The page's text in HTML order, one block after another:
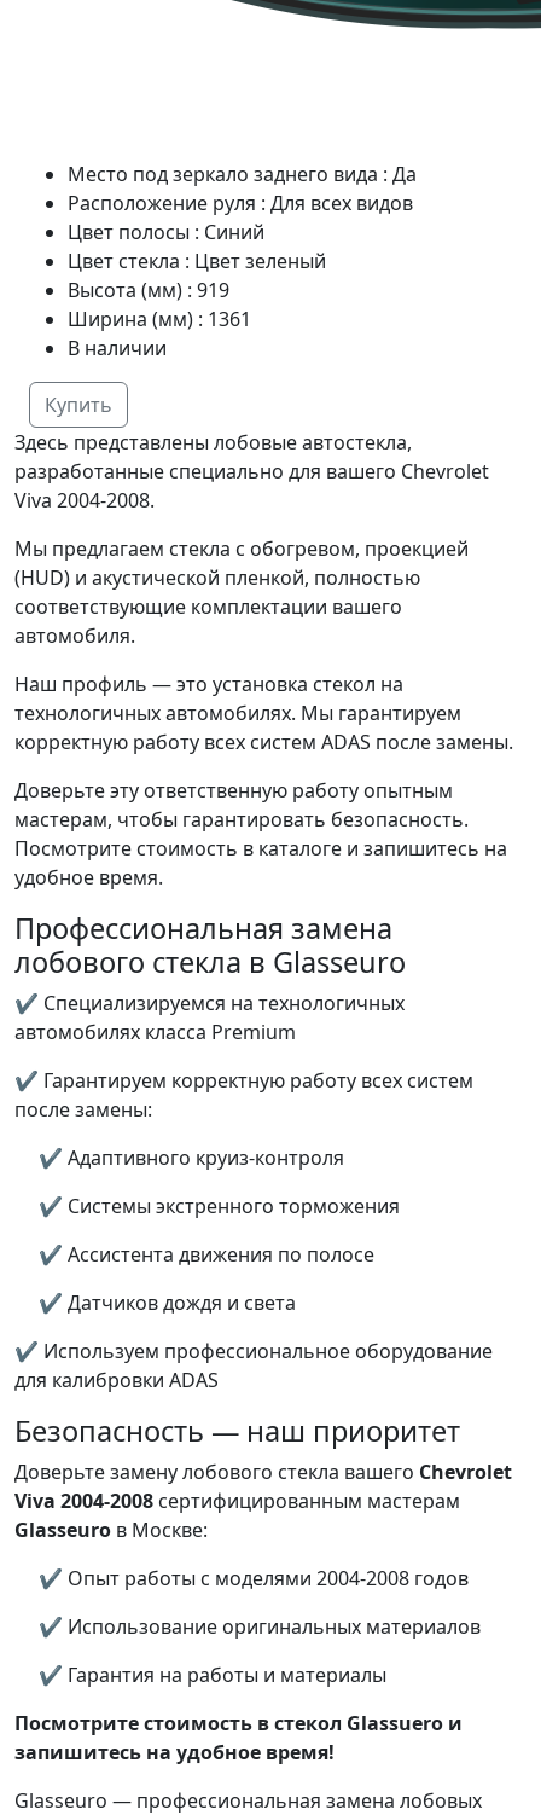
Место под зеркало заднего вида : Да
Расположение руля : Для всех видов
Цвет полосы : Синий
Цвет стекла : Цвет зеленый
Высота (мм) : 919
Ширина (мм) : 1361
В наличии
Купить
Здесь представлены лобовые автостекла,
разработанные специально для вашего Chevrolet
Viva 2004-2008.
Мы предлагаем стекла с обогревом, проекцией
(HUD) и акустической пленкой, полностью
соответствующие комплектации вашего
автомобиля.
Наш профиль — это установка стекол на
технологичных автомобилях. Мы гарантируем
корректную работу всех систем ADAS после замены.
Доверьте эту ответственную работу опытным
мастерам, чтобы гарантировать безопасность.
Посмотрите стоимость в каталоге и запишитесь на
удобное время.
Профессиональная замена
лобового стекла в Glasseuro
✔ Специализируемся на технологичных
автомобилях класса Premium
✔ Гарантируем корректную работу всех систем
после замены:
✔ Адаптивного круиз-контроля
✔ Системы экстренного торможения
✔ Ассистента движения по полосе
✔ Датчиков дождя и света
✔ Используем профессиональное оборудование
для калибровки ADAS
Безопасность — наш приоритет
Доверьте замену лобового стекла вашего Chevrolet
Viva 2004-2008 сертифицированным мастерам
Glasseuro в Москве:
✔ Опыт работы с моделями 2004-2008 годов
✔ Использование оригинальных материалов
✔ Гарантия на работы и материалы
Посмотрите стоимость в стекол Glassuero и
запишитесь на удобное время!
Glasseuro — профессиональная замена лобовых